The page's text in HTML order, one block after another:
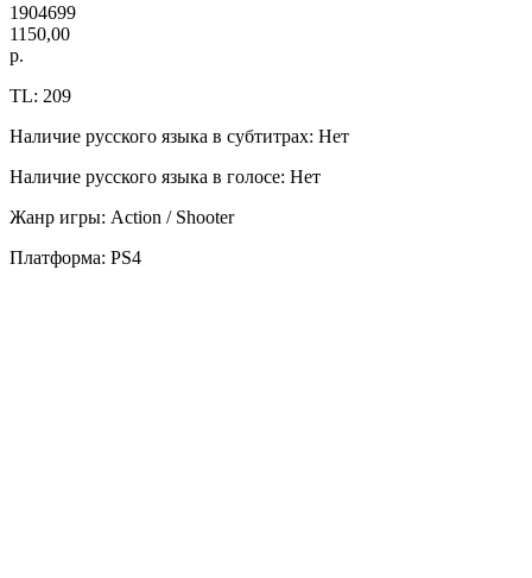
1904699
1150,00
р.
TL: 209
Наличие русского языка в субтитрах: Нет
Наличие русского языка в голосе: Нет
Жанр игры: Action / Shooter
Платформа: PS4